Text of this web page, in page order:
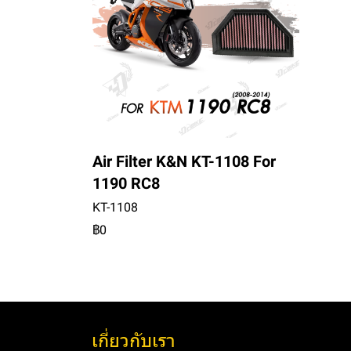
Air Filter K&N KT-1108 For
1190 RC8
KT-1108
฿0
เกี่ยวกับเรา